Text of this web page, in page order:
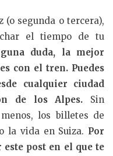
(o segunda o tercera),
el tiempo de tu
duda, la mejor
con el tren. Puedes
cualquier ciudad
de los Alpes. Sin
los billetes de
la vida en Suiza. Por
post en el que te